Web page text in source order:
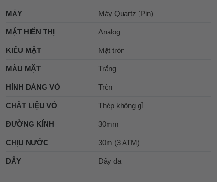
MÁY Máy Quartz (Pin)
MẶT HIỂN THỊ Analog
KIỂU MẶT Mặt tròn
MÀU MẶT Trắng
HÌNH DÁNG VỎ Tròn
CHẤT LIỆU VỎ Thép không gỉ
ĐƯỜNG KÍNH 30mm
CHỊU NƯỚC 30m (3 ATM)
DÂY Dây da